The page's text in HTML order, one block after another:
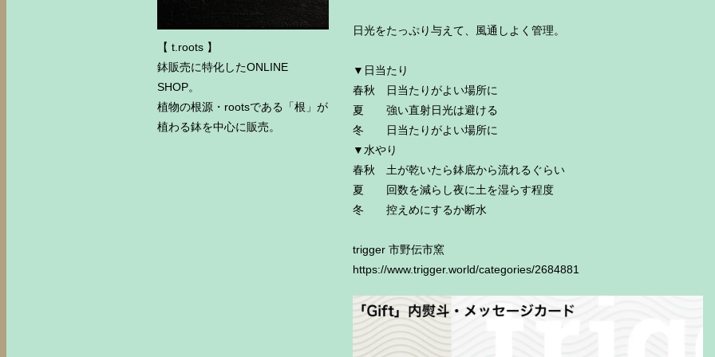
日光をたっぷり与えて、風通しよく管理。
▼日当たり
春秋 日当たりがよい場所に
夏 強い直射日光は避ける
冬 日当たりがよい場所に
▼水やり
春秋 土が乾いたら鉢底から流れるぐらい
夏 回数を減らし夜に土を湿らす程度
冬 控えめにするか断水
trigger 市野伝市窯
https://www.trigger.world/categories/2684881
【 t.roots 】
鉢販売に特化したONLINE
SHOP。
植物の根源・rootsである「根」が
植わる鉢を中心に販売。